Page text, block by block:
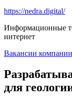
https://nedra.digital/
Информационные
интернет
Вакансии компании
для